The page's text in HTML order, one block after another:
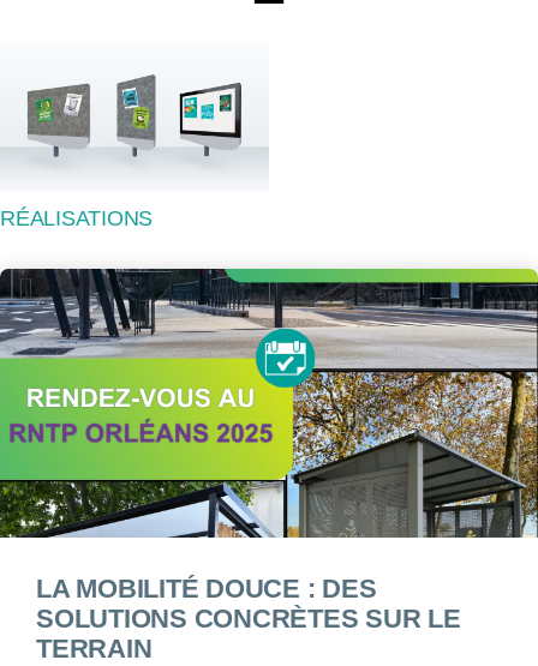
RÉALISATIONS
LA MOBILITÉ DOUCE : DES
SOLUTIONS CONCRÈTES SUR LE
TERRAIN